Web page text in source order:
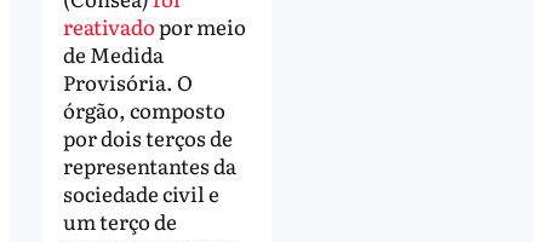
reativadopor meio
de Medida
Provisória. O
órgão, composto
por dois terços de
representantes da
sociedade civil e
um terço de